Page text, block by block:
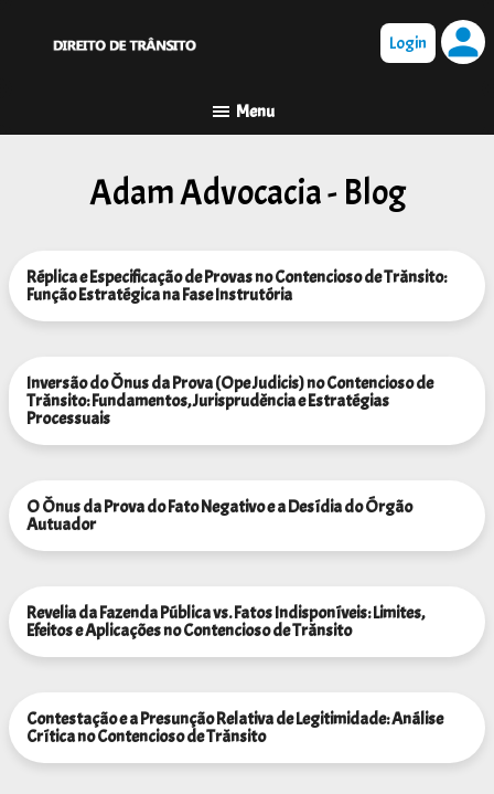
person
Adam Advocacia - Blog
Réplica e Especificação de Provas no Contencioso de Trânsito:
Função Estratégica na Fase Instrutória
Inversão do Ônus da Prova (Ope Judicis) no Contencioso de
Trânsito: Fundamentos, Jurisprudência e Estratégias
Processuais
O Ônus da Prova do Fato Negativo e a Desídia do Órgão
Autuador
Revelia da Fazenda Pública vs. Fatos Indisponíveis: Limites,
Efeitos e Aplicações no Contencioso de Trânsito
Contestação e a Presunção Relativa de Legitimidade: Análise
Crítica no Contencioso de Trânsito